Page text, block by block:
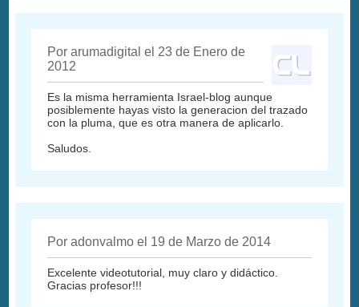
Por arumadigital el 23 de Enero de
2012
Es la misma herramienta Israel-blog aunque
posiblemente hayas visto la generacion del trazado
con la pluma, que es otra manera de aplicarlo.
Saludos.
Por adonvalmo el 19 de Marzo de 2014
Excelente videotutorial, muy claro y didáctico.
Gracias profesor!!!